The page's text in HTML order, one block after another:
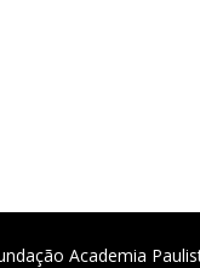
Academia